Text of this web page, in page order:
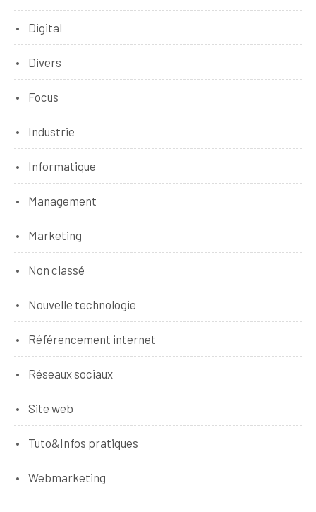
Digital
Divers
Focus
Industrie
Informatique
Management
Marketing
Non classé
Nouvelle technologie
Référencement internet
Réseaux sociaux
Site web
Tuto&Infos pratiques
Webmarketing